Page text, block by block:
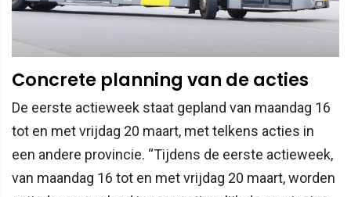
Concrete planning van de acties
De eerste actieweek staat gepland van maandag 16
tot en met vrijdag 20 maart, met telkens acties in
een andere provincie. “Tijdens de eerste actieweek,
van maandag 16 tot en met vrijdag 20 maart, worden